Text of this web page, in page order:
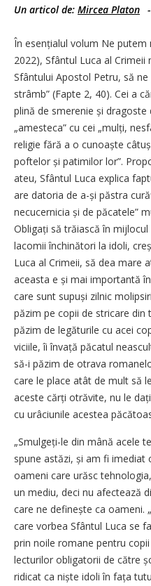
Un articol de: Mircea Platon -
În esențialul volum Ne putem
2022), Sfântul Luca al
Sfântului Apostol Petru, să
strâmb” (Fapte 2, 40). Cei a
plină de smerenie și dragoste
„amesteca” cu cei „mulți,
religie fără a o cunoaște
poftelor și patimilor lor”.
ateu, Sfântul Luca explica
are datoria de a-și păstra
necucernicia și de păcatele”
Obligați să trăiască în
lacomii închinători la idoli,
Luca al Crimeii, să dea mare
aceasta e și mai importantă
care sunt supuși zilnic
păzim pe copii de stricare
păzim de legăturile cu acei
viciile, îi învață păcatul
să-i păzim de otrava
care le place atât de mult să
aceste cărți otrăvite, nu le
cu urâciunile acestea
„Smulgeți-le din mână acele
spune astăzi, și am fi
oameni care urăsc
un mediu, deci nu afectează
care ne definește ca oameni.
care vorbea Sfântul Luca se
prin noile romane pentru
lecturilor obligatorii de către
ridicat ca niște idoli în fața